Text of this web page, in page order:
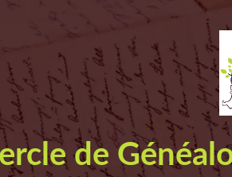
de